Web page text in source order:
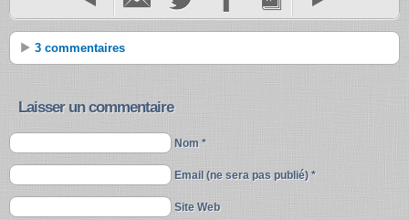
3 commentaires
Laisser un commentaire
Nom *
Email (ne sera pas publié) *
Site Web